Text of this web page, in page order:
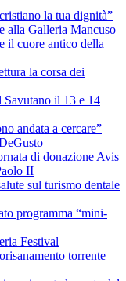
la tua dignità”
Galleria Mancuso
il cuore antico della
la corsa dei
il 13 e 14
andata a cercare”
di donazione Avis
II
sul turismo dentale
programma “mini-
Festival
torrente